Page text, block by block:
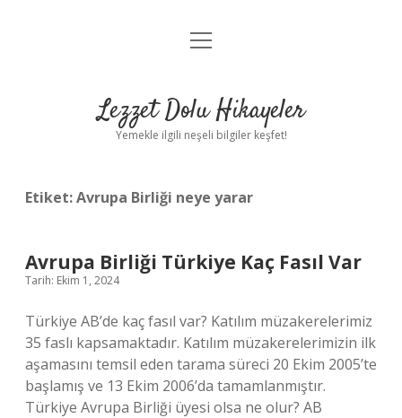
Anasayfa
Yasal Uyarı
menüyü
Lezzet Dolu Hikayeler
Yemekle ilgili neşeli bilgiler keşfet!
Etiket:Avrupa Birliği neye yarar
Avrupa Birliği Türkiye Kaç Fasıl Var
Tarih: Ekim 1, 2024
Türkiye AB’de kaç fasıl var? Katılım müzakerelerimiz
35 faslı kapsamaktadır. Katılım müzakerelerimizin ilk
aşamasını temsil eden tarama süreci 20 Ekim 2005’te
başlamış ve 13 Ekim 2006’da tamamlanmıştır.
Türkiye Avrupa Birliği üyesi olsa ne olur? AB